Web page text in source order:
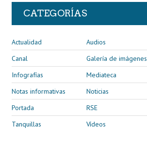
CATEGORÍAS
Actualidad
Audios
Canal
Galería de imágenes
Infografías
Mediateca
Notas informativas
Noticias
Portada
RSE
Tanquillas
Vídeos